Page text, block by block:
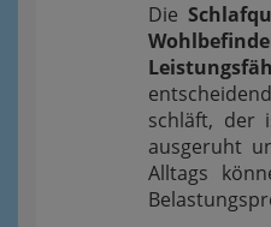
Die
schläft, der
ausgeruht
Alltags